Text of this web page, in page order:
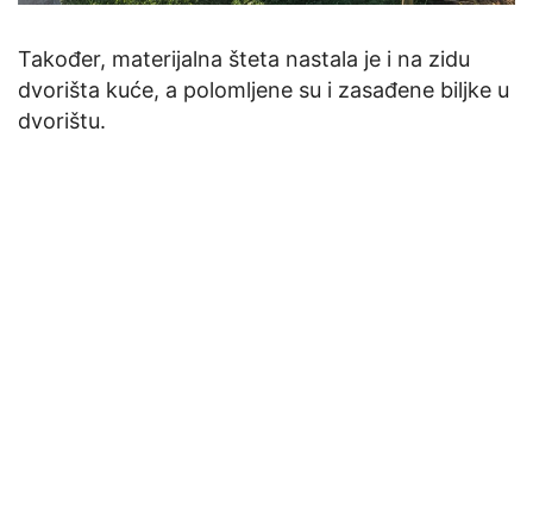
Također, materijalna šteta nastala je i na zidu
dvorišta kuće, a polomljene su i zasađene biljke u
dvorištu.